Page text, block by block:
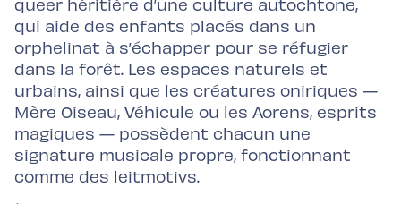
queer héritière d’une culture autochtone,
qui aide des enfants placés dans un
orphelinat à s’échapper pour se réfugier
dans la forêt. Les espaces naturels et
urbains, ainsi que les créatures oniriques —
Mère Oiseau, Véhicule ou les Aorens, esprits
magiques — possèdent chacun une
signature musicale propre, fonctionnant
comme des leitmotivs.